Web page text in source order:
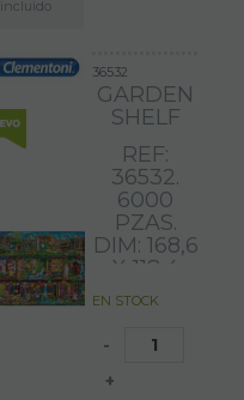
incluido
36532
GARDEN
SHELF
REF:
36532.
6000
PZAS.
DIM: 168,6
X 118,4
CM
EN STOCK
-
+